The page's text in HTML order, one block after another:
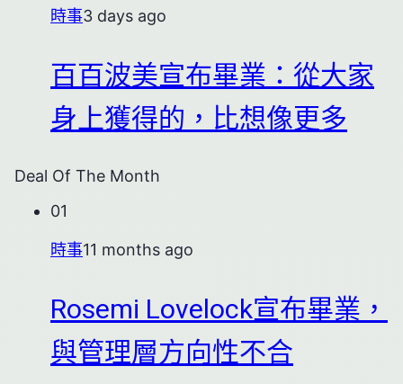
時事3 days ago
百百波美宣布畢業：從大家
身上獲得的，比想像更多
Deal Of The Month
01
時事11 months ago
Rosemi Lovelock宣布畢業，
與管理層方向性不合